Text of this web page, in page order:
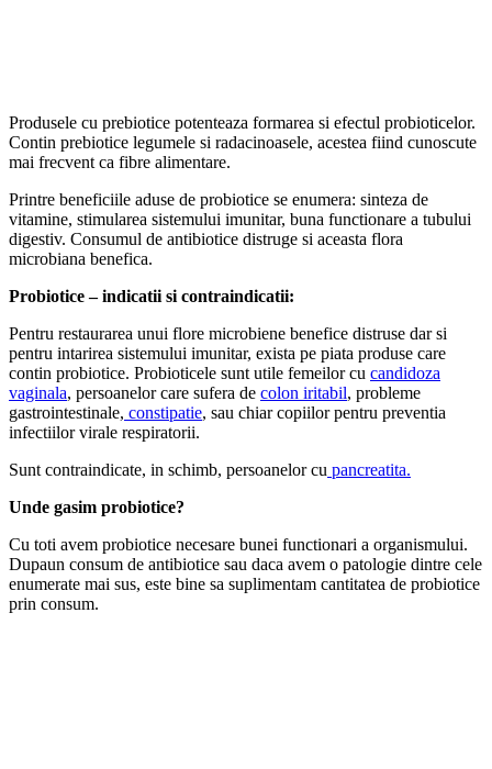
Produsele cu prebiotice potenteaza formarea si efectul probioticelor.
Contin prebiotice legumele si radacinoasele, acestea fiind cunoscute
mai frecvent ca fibre alimentare.
Printre beneficiile aduse de probiotice se enumera: sinteza de
vitamine, stimularea sistemului imunitar, buna functionare a tubului
digestiv. Consumul de antibiotice distruge si aceasta flora
microbiana benefica.
Probiotice – indicatii si contraindicatii:
Pentru restaurarea unui flore microbiene benefice distruse dar si
pentru intarirea sistemului imunitar, exista pe piata produse care
contin probiotice. Probioticele sunt utile femeilor cu candidoza
vaginala, persoanelor care sufera de colon iritabil, probleme
gastrointestinale, constipatie, sau chiar copiilor pentru preventia
infectiilor virale respiratorii.
Sunt contraindicate, in schimb, persoanelor cu pancreatita.
Unde gasim probiotice?
Cu toti avem probiotice necesare bunei functionari a organismului.
Dupaun consum de antibiotice sau daca avem o patologie dintre cele
enumerate mai sus, este bine sa suplimentam cantitatea de probiotice
prin consum.